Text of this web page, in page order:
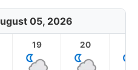
05, 2026
19 20